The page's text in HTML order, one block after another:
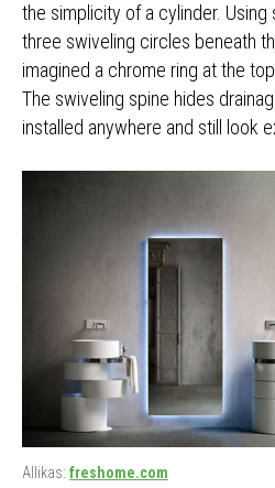
the simplicity of a cylinder.
three swiveling circles beneath
imagined a chrome ring at the
The swiveling spine hides
installed anywhere and still look
Allikas: freshome.com